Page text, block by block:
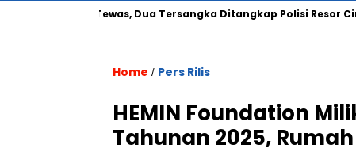
19 Orang Tewas, Dua Tersangka Ditangkap Polisi Resor
Home / Pers Rilis
HEMIN Foundation
Tahunan 2025,